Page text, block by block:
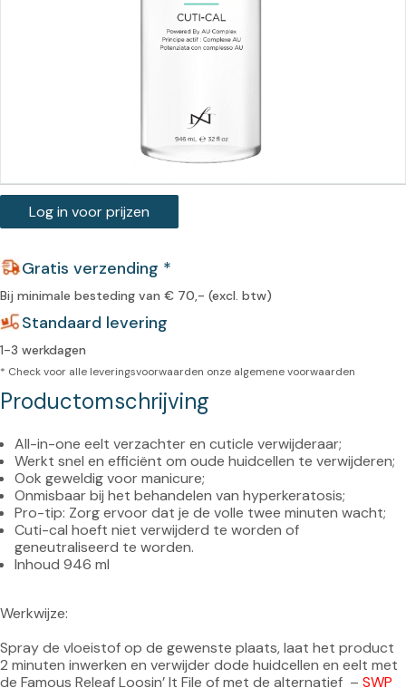
Log in voor prijzen
Gratis verzending *
Bij minimale besteding van € 70,- (excl. btw)
Standaard levering
1-3 werkdagen
* Check voor alle leveringsvoorwaarden onze algemene voorwaarden
Productomschrijving
All-in-one eelt verzachter en cuticle verwijderaar;
Werkt snel en efficiënt om oude huidcellen te verwijderen;
Ook geweldig voor manicure;
Onmisbaar bij het behandelen van hyperkeratosis;
Pro-tip: Zorg ervoor dat je de volle twee minuten wacht;
Cuti-cal hoeft niet verwijderd te worden of
geneutraliseerd te worden.
Inhoud 946 ml
Werkwijze:
Spray de vloeistof op de gewenste plaats, laat het product
2 minuten inwerken en verwijder dode huidcellen en eelt met
de Famous Releaf Loosin’ It File of met de alternatief  – SWP